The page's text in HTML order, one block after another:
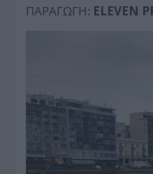
ΠΑΡΑΓΩΓΗ: ELEVEN